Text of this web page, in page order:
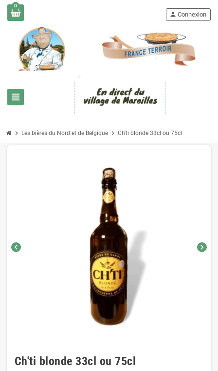
0
view_headline
person Connexion
chevron_right Les bières du Nord et de Belgique chevron_right Ch'ti blonde 33cl ou 75cl
chevron_left chevron_right
Ch'ti blonde 33cl ou 75cl